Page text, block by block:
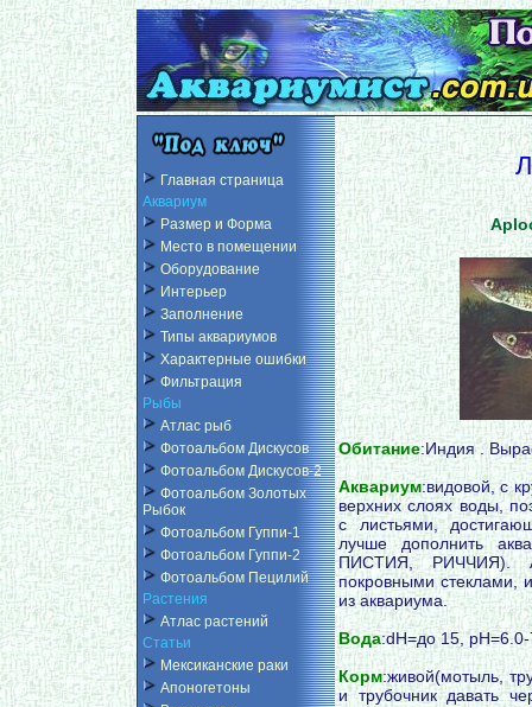
Главная страница
Аквариум
Размер и Форма
Место в помещении
Оборудование
Интерьер
Заполнение
Типы аквариумов
Характерные ошибки
Фильтрация
Рыбы
Атлас рыб
Фотоальбом Дискусов
Фотоальбом Дискусов-2
Фотоальбом Золотых
Рыбок
Фотоальбом Гуппи-1
Фотоальбом Гуппи-2
Фотоальбом Пецилий
Растения
Атлас растений
Статьи
Мексиканские раки
Апоногетоны
Обитание:Индия .
Аквариум:видовой, с
верхних слоях воды,
с листьями,
лучше дополнить
ПИСТИЯ, РИЧЧИЯ).
покровными стеклами,
из аквариума.
Вода:dH=до 15,
Корм:живой(мотыль,
и трубочник давать